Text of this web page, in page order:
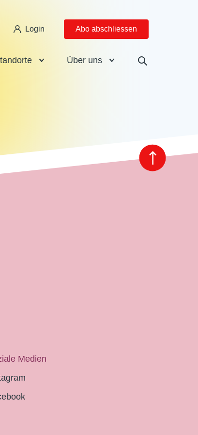
Login Abo abschliessen
Über uns
Medien